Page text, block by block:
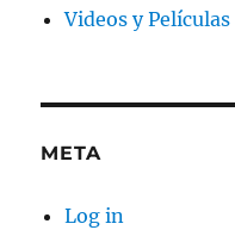
Videos y Películas
META
Log in